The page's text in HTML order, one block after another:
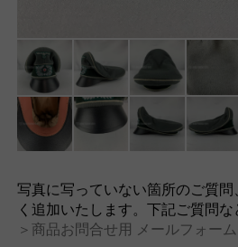
写真に写っていない箇所のご質
く追加いたします。下記ご質問
＞商品お問合せ用 メールフォー